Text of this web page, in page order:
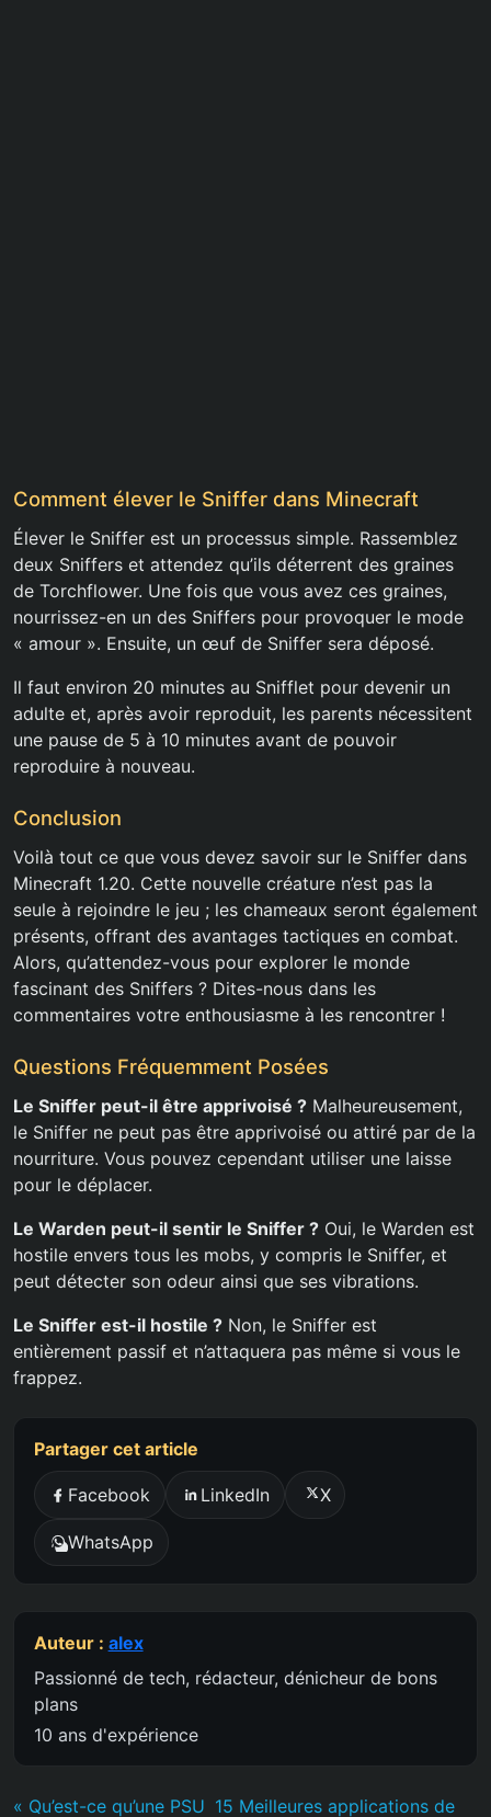
Comment élever le Sniffer dans Minecraft
Élever le Sniffer est un processus simple. Rassemblez
deux Sniffers et attendez qu’ils déterrent des graines
de Torchflower. Une fois que vous avez ces graines,
nourrissez-en un des Sniffers pour provoquer le mode
« amour ». Ensuite, un œuf de Sniffer sera déposé.
Il faut environ 20 minutes au Snifflet pour devenir un
adulte et, après avoir reproduit, les parents nécessitent
une pause de 5 à 10 minutes avant de pouvoir
reproduire à nouveau.
Conclusion
Voilà tout ce que vous devez savoir sur le Sniffer dans
Minecraft 1.20. Cette nouvelle créature n’est pas la
seule à rejoindre le jeu ; les chameaux seront également
présents, offrant des avantages tactiques en combat.
Alors, qu’attendez-vous pour explorer le monde
fascinant des Sniffers ? Dites-nous dans les
commentaires votre enthousiasme à les rencontrer !
Questions Fréquemment Posées
Le Sniffer peut-il être apprivoisé ? Malheureusement,
le Sniffer ne peut pas être apprivoisé ou attiré par de la
nourriture. Vous pouvez cependant utiliser une laisse
pour le déplacer.
Le Warden peut-il sentir le Sniffer ? Oui, le Warden est
hostile envers tous les mobs, y compris le Sniffer, et
peut détecter son odeur ainsi que ses vibrations.
Le Sniffer est-il hostile ? Non, le Sniffer est
entièrement passif et n’attaquera pas même si vous le
frappez.
Partager cet article
Facebook LinkedIn X
WhatsApp
Auteur : alex
Passionné de tech, rédacteur, dénicheur de bons
plans
10 ans d'expérience
« Qu’est-ce qu’une PSU 15 Meilleures applications de